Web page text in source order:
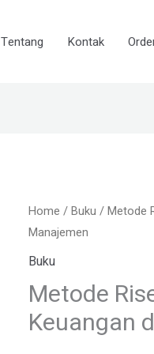
Tentang Kontak
Home /Buku / Metode
Manajemen
Buku
Metode
Keuangan
Metode
Riset
Akuntansi,
Keuangan
dan